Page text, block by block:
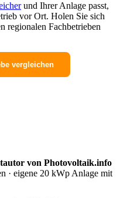
und Ihrer Anlage passt,
vor Ort. Holen Sie sich
regionalen Fachbetrieben
vergleichen
von Photovoltaik.info
· eigene 20 kWp Anlage mit